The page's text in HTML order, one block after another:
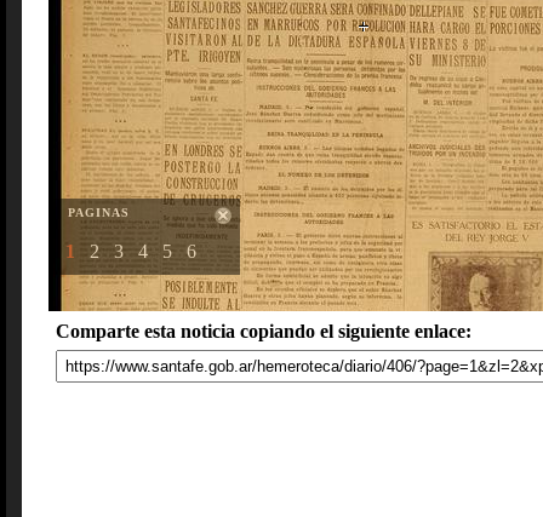
PAGINAS
1 2 3 4 5 6
Comparte esta noticia copiando el siguiente enlace: